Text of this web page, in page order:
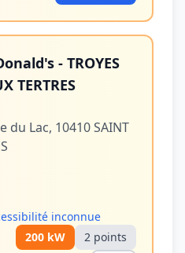
- TROYES
TERTRES
du Lac, 10410 SAINT
inconnue
200 kW 2 points